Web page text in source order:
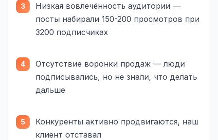
Сегментация базы
Персонализация
Продающие тексты
Статьи и блоги
Низкая вовлечённость аудитории —
посты набирали 150-200 просмотров при
3200 подписчиках
Отсутствие воронки продаж — люди
подписывались, но не знали, что делать
дальше
Конкуренты активно продвигаются, наш
клиент отставал